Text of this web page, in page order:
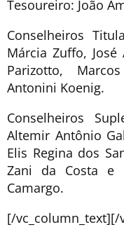
Tesoureiro: João
Conselheiros
Márcia Zuffo,
Parizotto,
Antonini Koenig.
Conselheiros
Altemir Antônio
Elis Regina dos
Zani da Costa e
Camargo.
[/